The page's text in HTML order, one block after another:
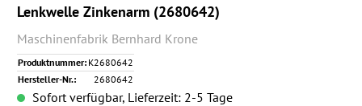
Lenkwelle Zinkenarm (2680642)
Maschinenfabrik Bernhard Krone
Produktnummer: K2680642
Hersteller-Nr.:
2680642
Sofort verfügbar, Lieferzeit: 2-5 Tage